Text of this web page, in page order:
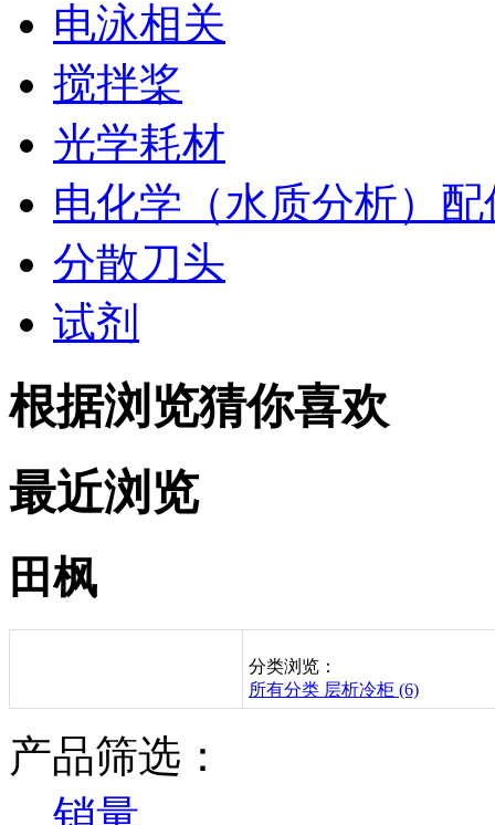
电泳相关
搅拌桨
光学耗材
电化学（水质分析）配
分散刀头
试剂
根据浏览猜你喜欢
最近浏览
田枫
分类浏览：
所有分类 层析冷柜 (6)
产品筛选：
销量